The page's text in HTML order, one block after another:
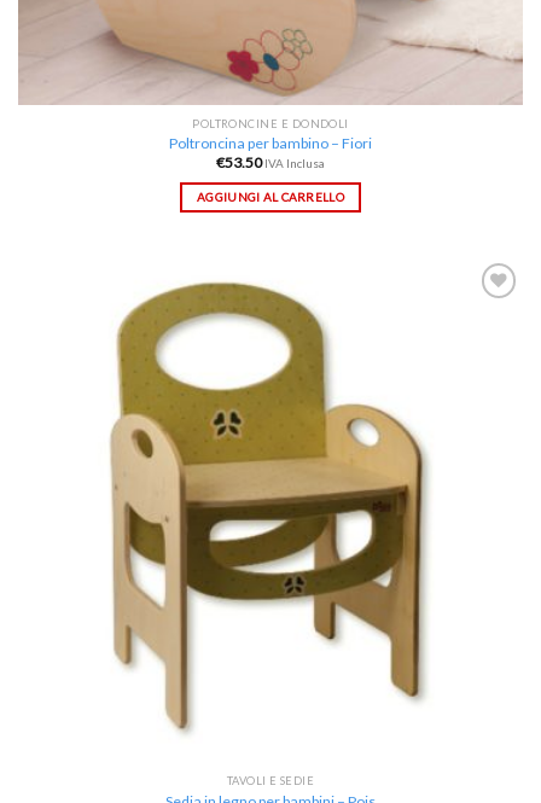
POLTRONCINE E DONDOLI
Poltroncina per bambino – Fiori
€53.50 IVA Inclusa
AGGIUNGI AL CARRELLO
TAVOLI E SEDIE